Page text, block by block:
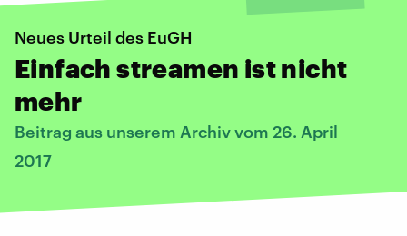
Neues Urteil des EuGH
Einfach streamen ist nicht
mehr
Beitrag aus unserem Archiv vom 26. April
2017